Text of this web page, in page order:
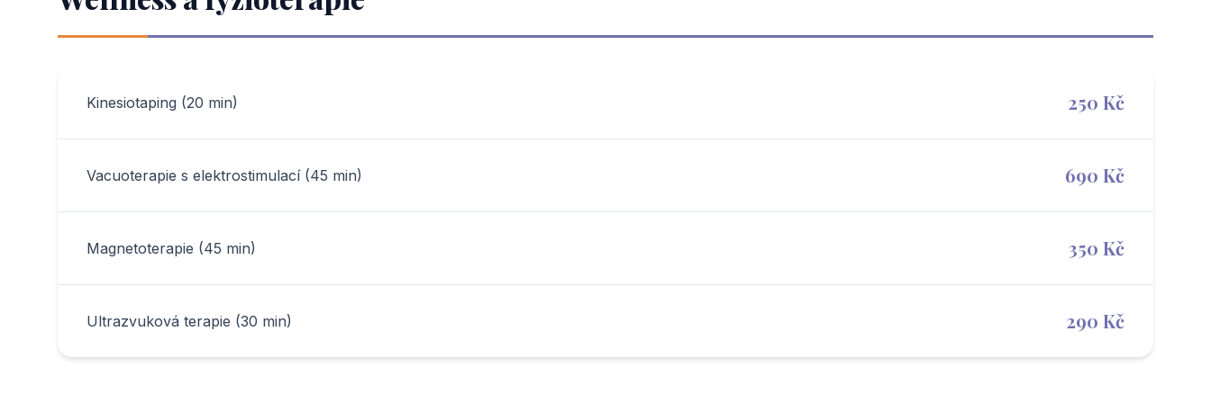
Kinesiotaping (20 min) 250 Kč
Vacuoterapie s elektrostimulací (45 min) 690 Kč
Magnetoterapie (45 min) 350 Kč
Ultrazvuková terapie (30 min) 290 Kč